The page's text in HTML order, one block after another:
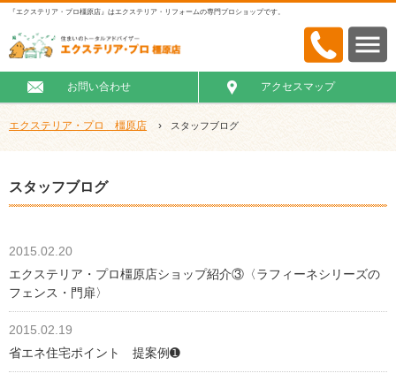
『エクステリア・プロ橿原店』はエクステリア・リフォームの専門プロショップです。
お問い合わせ アクセスマップ
エクステリア・プロ 橿原店 › スタッフブログ
スタッフブログ
2015.02.20
エクステリア・プロ橿原店ショップ紹介③〈ラフィーネシリーズの
フェンス・門扉〉
2015.02.19
省エネ住宅ポイント 提案例➊